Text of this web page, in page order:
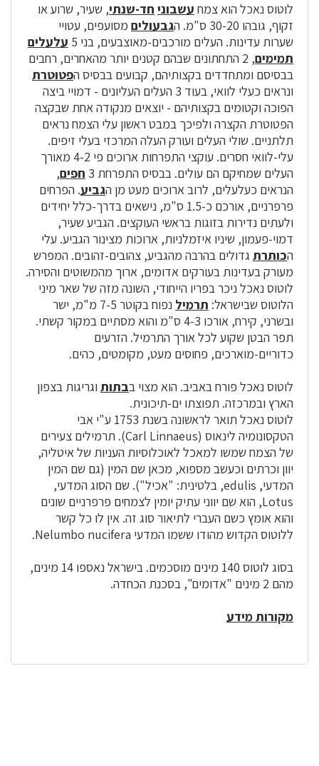
לוטוס נאכל הוא צמח עשבוני חד-שנתי, שעיר, שרוע או
זקוף, גובהו 30-20 ס"מ. ה
גבעולים מסועפים, עטויי
שערות עדינות. העלים מורכבים-מאוצבעים, בני 5
עלעלים
תמימים
, 2 התחתונים שבהם קטנים יותר מהאחרים, רחבים
בבסיסם ומתחדדים בקצותיהם, קבועים בבסיס הפטוטרת
ונראים כעלי לוואי, בעוד 3 העלים העליונים - דמויי ביצה
הפוכה וקטומים בקצותיהם - יוצאים מנקודה אחת שבקצה
הפטוטרת הקצרה ולפיכך במבט ראשון עלי הצמח נראים
תלתניים. שולי העלים ועורק העלה המרכזי בעלי זיפים.
עלי-לוואי חסרים. עוקצי התפרחות ארוכים פי 4-2 מאורך
העלים שמחיקם הם עולים. בבסיס התפרחת 3
חפים,
הנראים כעלעלים, לרוב ארוכים מעט מן הגביע. הפרחים
פרפרניים, אורכם כ-1.5 ס"מ, נישאים בדרך-כלל יחידים
ולעתים נדירות בזוגות בראשי העוקצים. הגביע שעיר,
דמוי-פעמון, שיניו איזמלניות, ארוכות מצינור הגביע. עלי
הכותרת גדולים בהרבה מהגביע, צהובים-זהובים. המפרש
מעורק בעדינות בעורקים אדומים, ארוך מהמשוטים והסירה.
לוטוס נאכל ניכר בפריו הייחודי, השונה מזה של שאר מיני
הלוטוס שבישראל: תרמיל
נפוח בקוטר 7-5 מ"מ, ישר
ובשרני, קירח, אורכו 4-3 ס"מ והוא מסתיים במקור קשתי.
תפר הבטן שקוע לכל אורך התרמיל. הזרעים
כדוריים-מוארכים, פחוסים מעט, מקומטים, כהים.
לוטוס נאכל פורח באביב. הוא מצוי בבתות וגריגות בצפון
הארץ ובמרכזה. תפוצתו ים-תיכונית.
לוטוס נאכל תואר לראשונה בשנת 1753 ע"י אבי
הטקסונומיה לינאוס (Carl Linnaeus). תרמילים צעירים
של הצמח שמשו למאכל לאוכלוסיות העניות של איטליה,
יוון וכרתים וכעשב מספוא, מכאן שם המין (גם שם המין
המדעי, edulis, בלטינית: "אכיל"). שם הסוג המדעי,
Lotus, הוא שם יווני עתיק יומין לצמחים פרפרניים שונים
והוא אומץ כשם העברי לתיאור סוג זה. אין לו כל קשר
ללוטוס הקדוש מהודו ששמו המדעי Nelumbo nucifera.
בסוג לוטוס 140 מינים מוסכמים. בישראל נאספו 14 מינים,
מהם 2 מינים "אדומים", בסכנת הכחדה.
מקורות מידע